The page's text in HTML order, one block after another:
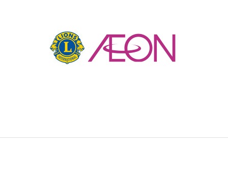
ファミリーとして
最寄りのブランチで